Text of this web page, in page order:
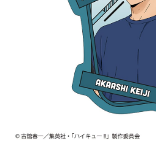
名探偵コナン
アニメ『僕のヒーローアカデ
ハイキュー!!ジャージ＆ユニフ
『無職転生Ⅲ ～異世界行ったら